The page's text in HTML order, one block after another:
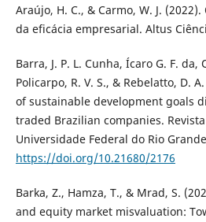
Araújo, H. C., & Carmo, W. J.
da eficácia empresarial. Altus
Barra, J. P. L. Cunha, Ícaro G. F. da,
Policarpo, R. V. S., & Rebelatto, D.
of sustainable development goals
traded Brazilian companies.
Universidade Federal do Rio
https://doi.org/10.21680/2176
Barka, Z., Hamza, T., & Mrad, S.
and equity market misvaluation: